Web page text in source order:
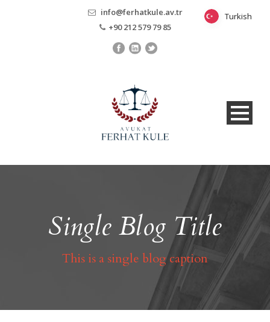
info@ferhatkule.av.tr
+90 212 579 79 85
Single Blog Title
This is a single blog caption
Turkish
Turkish